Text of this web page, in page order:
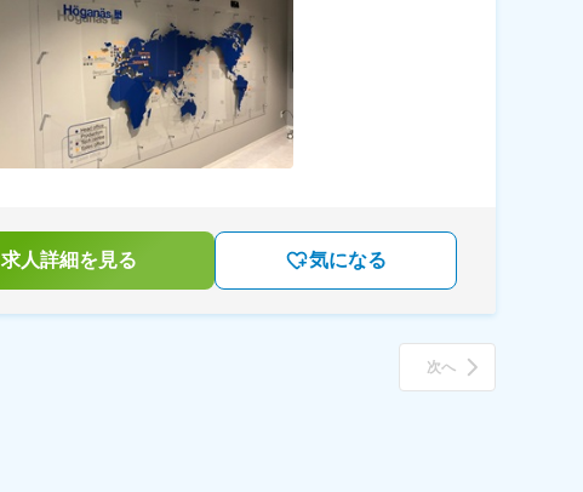
求人詳細を見る 気になる
次へ